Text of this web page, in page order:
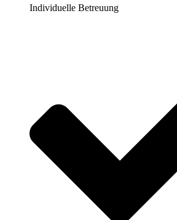
Individuelle Betreuung